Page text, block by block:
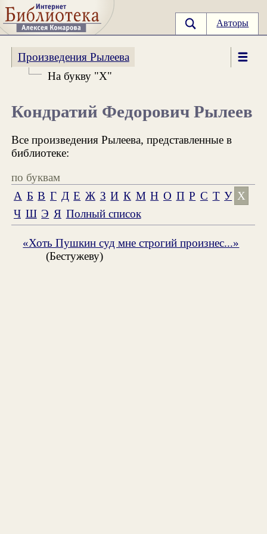
Авторы
Произведения Рылеева
На букву "Х"
Кондратий Федорович Рылеев
Все произведения Рылеева, представленные в
библиотеке:
по буквам
А Б В Г Д Е Ж З И К М Н О П Р С Т У Х
Ч Ш Э Я Полный список
«Хоть Пушкин суд мне строгий произнес...»
(Бестужеву)